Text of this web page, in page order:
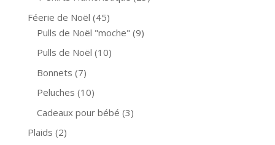
Féerie de Noël (45)
Pulls de Noël "moche" (9)
Pulls de Noël (10)
Bonnets (7)
Peluches (10)
Cadeaux pour bébé (3)
Plaids (2)